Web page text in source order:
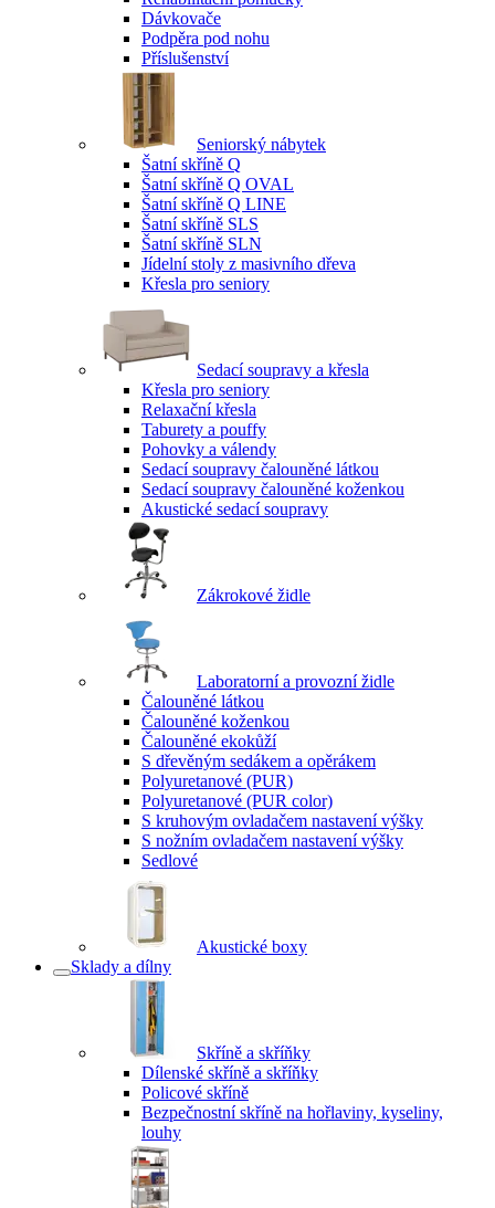
Dávkovače
Podpěra pod nohu
Příslušenství
Seniorský nábytek
Šatní skříně Q
Šatní skříně Q OVAL
Šatní skříně Q LINE
Šatní skříně SLS
Šatní skříně SLN
Jídelní stoly z masivního dřeva
Křesla pro seniory
Sedací soupravy a křesla
Křesla pro seniory
Relaxační křesla
Taburety a pouffy
Pohovky a válendy
Sedací soupravy čalouněné látkou
Sedací soupravy čalouněné koženkou
Akustické sedací soupravy
Zákrokové židle
Laboratorní a provozní židle
Čalouněné látkou
Čalouněné koženkou
Čalouněné ekokůží
S dřevěným sedákem a opěrákem
Polyuretanové (PUR)
Polyuretanové (PUR color)
S kruhovým ovladačem nastavení výšky
S nožním ovladačem nastavení výšky
Sedlové
Akustické boxy
Sklady a dílny
Skříně a skříňky
Dílenské skříně a skříňky
Policové skříně
Bezpečnostní skříně na hořlaviny, kyseliny,
louhy